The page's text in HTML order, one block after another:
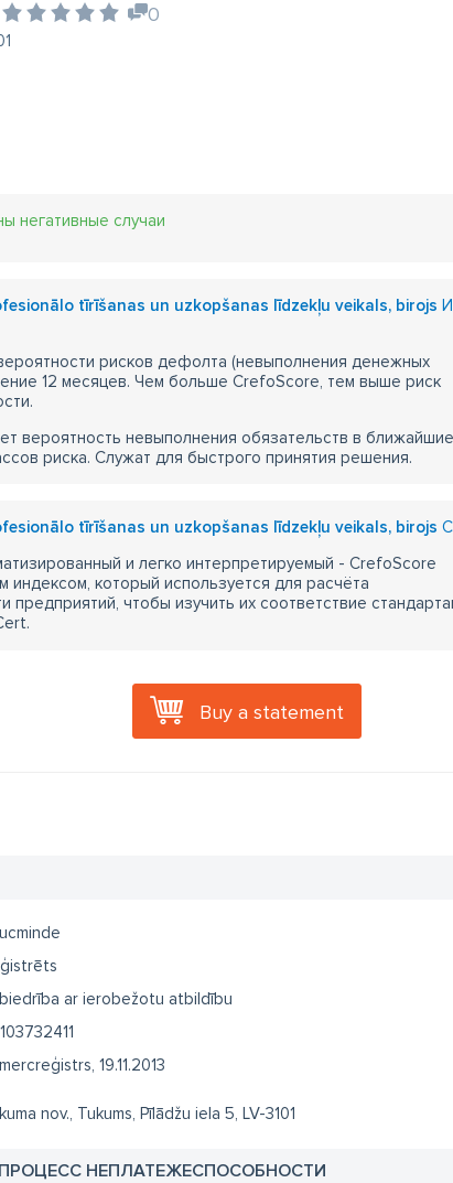
0
негативные случаи
tīrīšanas un uzkopšanas līdzekļu veikals, birojs
рисков дефолта (невыполнения денежных
12 месяцев. Чем больше CrefoScore, тем выше риск
вероятность невыполнения обязательств в
риска. Служат для быстрого принятия решения.
tīrīšanas un uzkopšanas līdzekļu veikals, birojs
и легко интерпретируемый - CrefoScore
индексом, который используется для расчёта
предприятий, чтобы изучить их соответствие
Buy a statement
ar ierobežotu atbildību
19.11.2013
nov., Tukums, Pīlādžu iela 5, LV-3101
НЕПЛАТЕЖЕСПОСОБНОСТИ